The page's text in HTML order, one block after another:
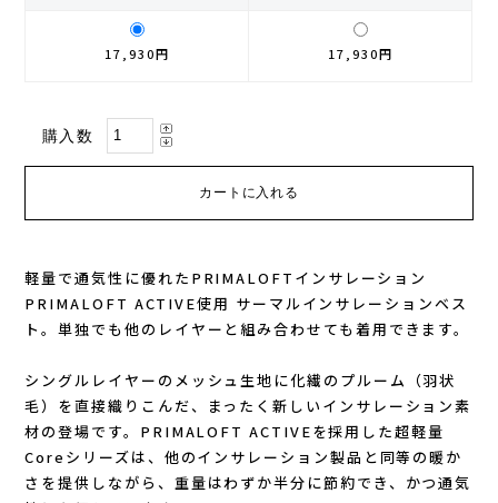
ジャパンエナジーフード
セット
GONTEX(ゴンテックス)
goodr(グダー)
Hydrapak(ハイドラパック)
INSTINCT(インスティンクト)
Joe Nimble(ジョー ニンブル)
17,930円 17,930円
購入数
軽量で通気性に優れたPRIMALOFTインサレーション
PRIMALOFT ACTIVE使用 サーマルインサレーションベス
ト。単独でも他のレイヤーと組み合わせても着用できます。
シングルレイヤーのメッシュ生地に化繊のプルーム（羽状
毛）を直接織りこんだ、まったく新しいインサレーション素
材の登場です。PRIMALOFT ACTIVEを採用した超軽量
Coreシリーズは、他のインサレーション製品と同等の暖か
さを提供しながら、重量はわずか半分に節約でき、かつ通気